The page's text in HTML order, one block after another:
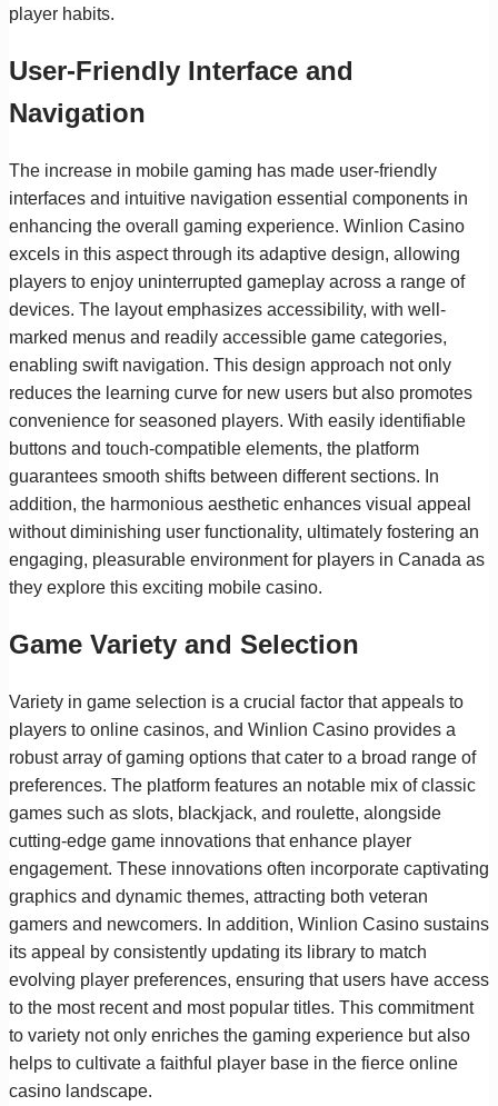
player habits.
User-Friendly Interface and
Navigation
The increase in mobile gaming has made user-friendly
interfaces and intuitive navigation essential components in
enhancing the overall gaming experience. Winlion Casino
excels in this aspect through its adaptive design, allowing
players to enjoy uninterrupted gameplay across a range of
devices. The layout emphasizes accessibility, with well-
marked menus and readily accessible game categories,
enabling swift navigation. This design approach not only
reduces the learning curve for new users but also promotes
convenience for seasoned players. With easily identifiable
buttons and touch-compatible elements, the platform
guarantees smooth shifts between different sections. In
addition, the harmonious aesthetic enhances visual appeal
without diminishing user functionality, ultimately fostering an
engaging, pleasurable environment for players in Canada as
they explore this exciting mobile casino.
Game Variety and Selection
Variety in game selection is a crucial factor that appeals to
players to online casinos, and Winlion Casino provides a
robust array of gaming options that cater to a broad range of
preferences. The platform features an notable mix of classic
games such as slots, blackjack, and roulette, alongside
cutting-edge game innovations that enhance player
engagement. These innovations often incorporate captivating
graphics and dynamic themes, attracting both veteran
gamers and newcomers. In addition, Winlion Casino sustains
its appeal by consistently updating its library to match
evolving player preferences, ensuring that users have access
to the most recent and most popular titles. This commitment
to variety not only enriches the gaming experience but also
helps to cultivate a faithful player base in the fierce online
casino landscape.